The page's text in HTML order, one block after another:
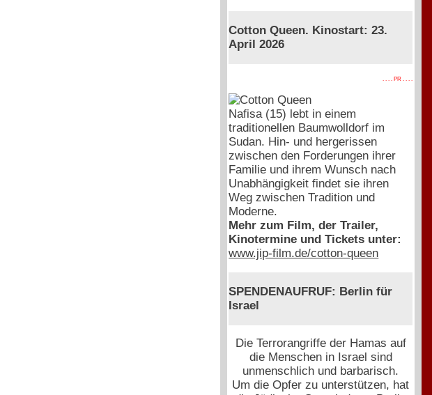
Cotton Queen. Kinostart: 23.
April 2026
. . . . PR . . . .
Nafisa (15) lebt in einem
traditionellen Baumwolldorf im
Sudan. Hin- und hergerissen
zwischen den Forderungen ihrer
Familie und ihrem Wunsch nach
Unabhängigkeit findet sie ihren
Weg zwischen Tradition und
Moderne.
Mehr zum Film, der Trailer,
Kinotermine und Tickets unter:
www.jip-film.de/cotton-queen
SPENDENAUFRUF: Berlin für
Israel
Die Terrorangriffe der Hamas auf
die Menschen in Israel sind
unmenschlich und barbarisch.
Um die Opfer zu unterstützen, hat